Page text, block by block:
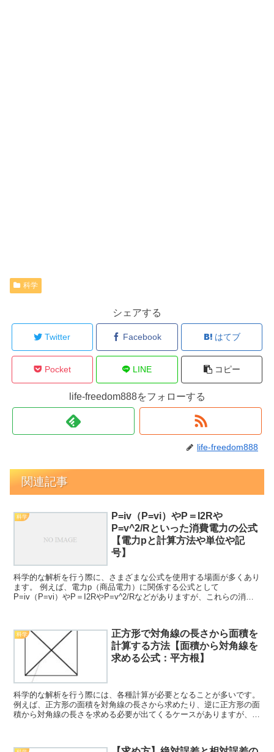
科学
シェアする
Twitter Facebook はてブ
Pocket LINE コピー
life-freedom888をフォローする
life-freedom888
関連記事
科学
P=iv（P=vi）やP＝I2Rや
P=v^2/Rといった消費電力の公式
【電力pと計算方法や単位や記
号】
科学的な解析を行う際に、さまざまな公式を使用する場面が多くあり
ます。 例えば、電力p（商品電力）に関係する公式として
P=iv（P=vi）やP＝I2RやP=v^2/Rなどがありますが、これらの消費
科学
正方形で対角線の長さから面積を
計算する方法【面積から対角線を
求める公式：平方根】
科学的な解析を行う際には、各種計算が必要となることが多いです。
例えば、正方形の面積を対角線の長さから求めたり、逆に正方形の面
積から対角線の長さを求める必要が出てくるケースがありますが、こ